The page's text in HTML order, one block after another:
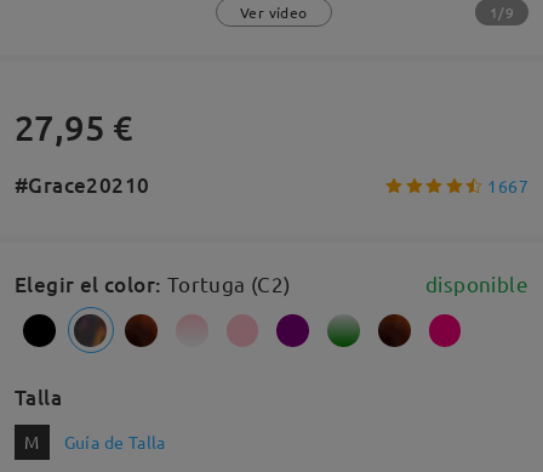
Ver vídeo 1/9
27,95 €
#Grace20210 1667
Elegir el color: Tortuga (C2) disponible
Talla
M Guía de Talla